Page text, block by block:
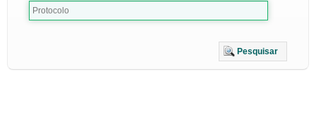
Pesquisar